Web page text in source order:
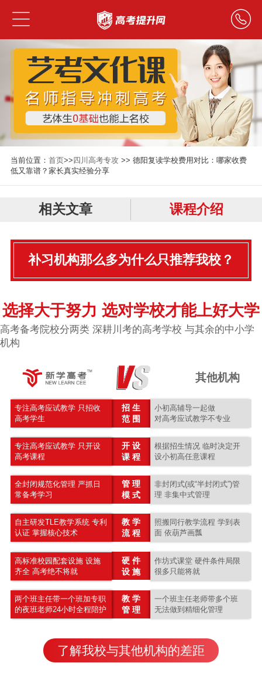
当前位置： 首页>>四川高考专攻>> 德阳复读学校费用对比：哪家收费
低又靠谱？家长真实经验分享
相关文章 课程介绍
补习机构那么多为什么只推荐我校？
选择大于努力 选对学校才能上好大学
高考备考院校分两类 深耕川考的高考学校 与其余的中小学
机构
其他机构
专注高考应试教学 只招收
高考学生
招 生
范 围
小初高辅导一起做
对高考应试教学不专业
专注高考应试教学 只开设
高考课程
开 设
课 程
根据招生情况 临时决定开
设小初高任意课程
全封闭规范化管理 严抓日
常备考学习
管 理
模 式
非封闭式(或“半封闭式”)管
理 非集中式管理
自主研发TLE教学系统 专利
认证 掌握核心技术
教 学
流 程
照搬同行教学流程 学到表
面 依葫芦画瓢
高标准校园配套设施 设施
齐全 高考绝不将就
硬 件
设 施
作坊式课堂 硬件条件局限
很多只能将就
两个班主任带一个班加专职
的夜班老师24小时全程陪护
教 学
管 理
一个班主任老师带多个班
无法做到精细化管理
了解我校与其他机构的差距